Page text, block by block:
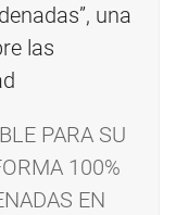
PARA SU
100%
EN